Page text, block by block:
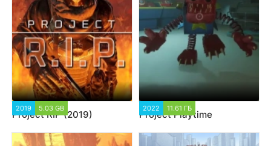
2019 5.03 GB
Project RIP (2019)
2022 11.61 ГБ
Project Playtime